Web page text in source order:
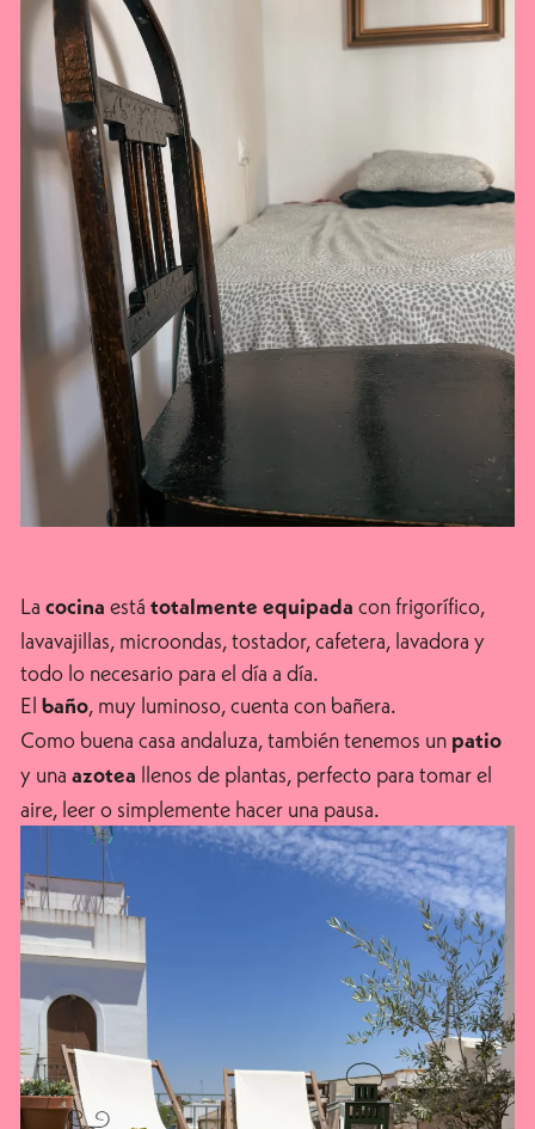
La cocina está totalmente equipada con frigorífico,
lavavajillas, microondas, tostador, cafetera, lavadora y
todo lo necesario para el día a día.
El baño, muy luminoso, cuenta con bañera.
Como buena casa andaluza, también tenemos un patio
y una azotea llenos de plantas, perfecto para tomar el
aire, leer o simplemente hacer una pausa.